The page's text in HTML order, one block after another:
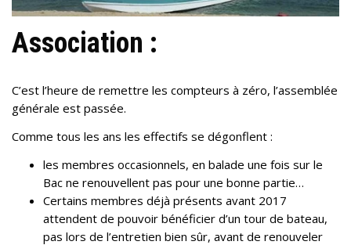
Association :
C’est l’heure de remettre les compteurs à zéro, l’assemblée
générale est passée.
Comme tous les ans les effectifs se dégonflent :
les membres occasionnels, en balade une fois sur le
Bac ne renouvellent pas pour une bonne partie…
Certains membres déjà présents avant 2017
attendent de pouvoir bénéficier d’un tour de bateau,
pas lors de l’entretien bien sûr, avant de renouveler